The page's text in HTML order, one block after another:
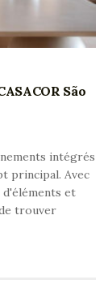
São
intégrés
principal. Avec
d'éléments et
trouver